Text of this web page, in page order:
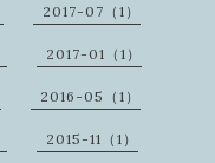
2017-07（1）
2017-01（1）
2016-05（1）
2015-11（1）